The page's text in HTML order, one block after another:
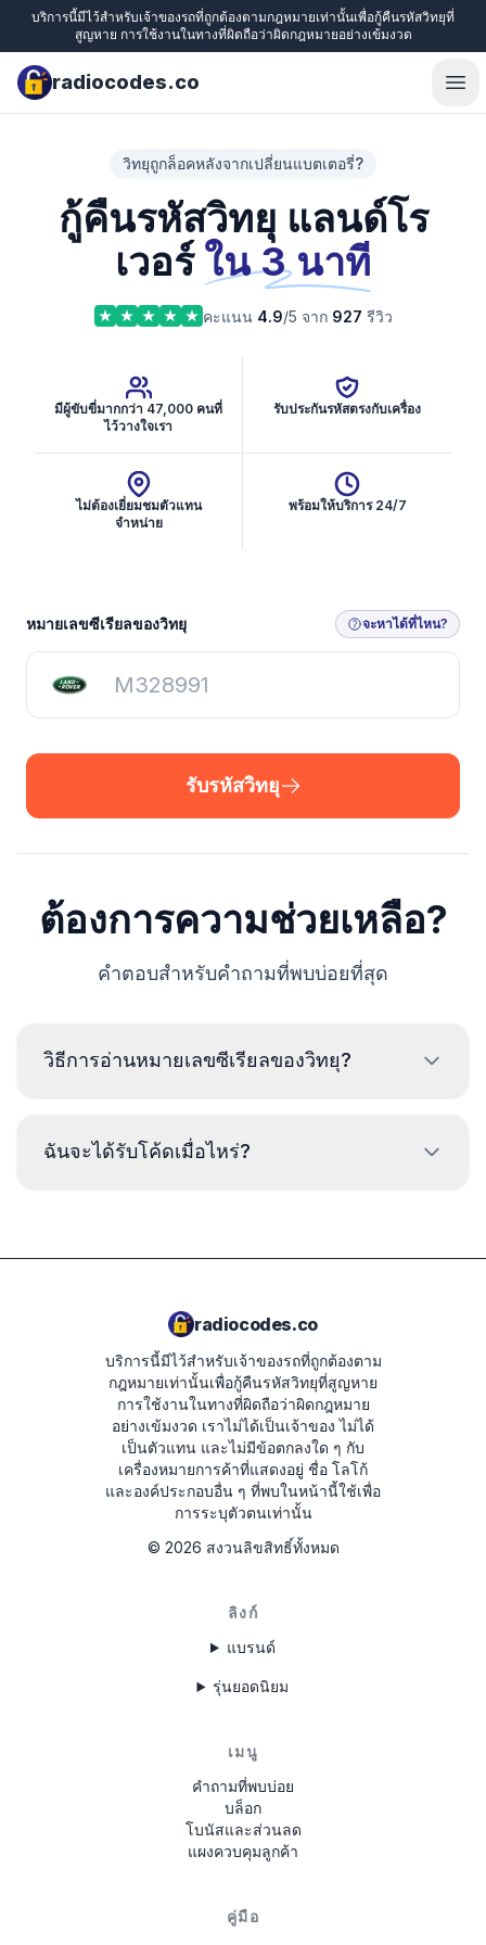
บริการนี้มีไว้สำหรับเจ้าของรถที่ถูกต้องตามกฎหมายเท่านั้นเพื่อกู้คืนรหัสวิทยุที่
สูญหาย การใช้งานในทางที่ผิดถือว่าผิดกฎหมายอย่างเข้มงวด
radiocodes.co
วิทยุถูกล็อคหลังจากเปลี่ยนแบตเตอรี่?
กู้คืนรหัสวิทยุ แลนด์โร
เวอร์ ใน 3 นาที
คะแนน 4.9/5 จาก 927 รีวิว
มีผู้ขับขี่มากกว่า 47,000 คนที่
ไว้วางใจเรา
รับประกันรหัสตรงกับเครื่อง
ไม่ต้องเยี่ยมชมตัวแทน
จำหน่าย
พร้อมให้บริการ 24/7
รับรหัสวิทยุ
หมายเลขซีเรียลของวิทยุ จะหาได้ที่ไหน?
รับรหัสวิทยุ
ต้องการความช่วยเหลือ?
คำตอบสำหรับคำถามที่พบบ่อยที่สุด
วิธีการอ่านหมายเลขซีเรียลของวิทยุ?
ถอดออกและอ่านรหัสจากป้ายบนตัวเครื่องวิทยุ โดยปกติหมาย
ฉันจะได้รับโค้ดเมื่อไหร่?
radiocodes.co
บริการนี้มีไว้สำหรับเจ้าของรถที่ถูกต้องตาม
กฎหมายเท่านั้นเพื่อกู้คืนรหัสวิทยุที่สูญหาย
การใช้งานในทางที่ผิดถือว่าผิดกฎหมาย
อย่างเข้มงวด เราไม่ได้เป็นเจ้าของ ไม่ได้
เป็นตัวแทน และไม่มีข้อตกลงใด ๆ กับ
เครื่องหมายการค้าที่แสดงอยู่ ชื่อ โลโก้
และองค์ประกอบอื่น ๆ ที่พบในหน้านี้ใช้เพื่อ
การระบุตัวตนเท่านั้น
© 2026 สงวนลิขสิทธิ์ทั้งหมด
ลิงก์
แบรนด์
รุ่นยอดนิยม
เมนู
คำถามที่พบบ่อย
บล็อก
โบนัสและส่วนลด
แผงควบคุมลูกค้า
คู่มือ